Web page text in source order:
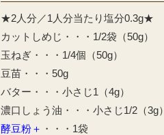
★2人分／1人分当たり塩分0.3g★
カットしめじ・・・1/2袋（50g）
玉ねぎ・・・1/4個（50g）
豆苗・・・50g
バター・・・小さじ1（4g）
濃口しょう油・・・小さじ1/2（3g）
酵豆粉＋ ・・・1袋